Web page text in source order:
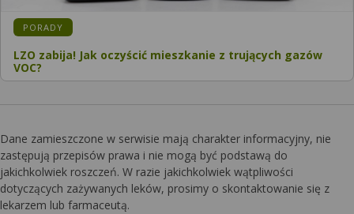
KATEGORIA:
PORADY
LZO zabija! Jak oczyścić mieszkanie z trujących gazów
VOC?
Dane zamieszczone w serwisie mają charakter informacyjny, nie
zastępują przepisów prawa i nie mogą być podstawą do
jakichkolwiek roszczeń. W razie jakichkolwiek wątpliwości
dotyczących zażywanych leków, prosimy o skontaktowanie się z
lekarzem lub farmaceutą.